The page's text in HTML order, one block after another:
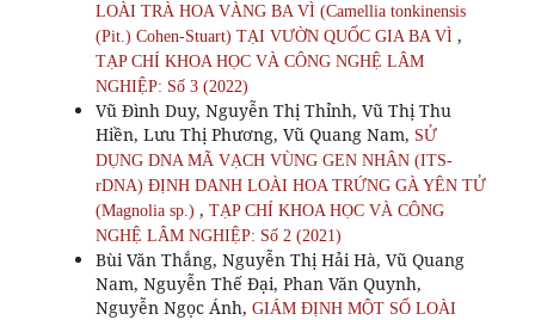
LOÀI TRÀ HOA VÀNG BA VÌ (Camellia tonkinensis
(Pit.) Cohen-Stuart) TẠI VƯỜN QUỐC GIA BA VÌ ,
TẠP CHÍ KHOA HỌC VÀ CÔNG NGHỆ LÂM
NGHIỆP: Số 3 (2022)
Vũ Đình Duy, Nguyễn Thị Thỉnh, Vũ Thị Thu
Hiền, Lưu Thị Phương, Vũ Quang Nam, SỬ
DỤNG DNA MÃ VẠCH VÙNG GEN NHÂN (ITS-
rDNA) ĐỊNH DANH LOÀI HOA TRỨNG GÀ YÊN TỬ
(Magnolia sp.) , TẠP CHÍ KHOA HỌC VÀ CÔNG
NGHỆ LÂM NGHIỆP: Số 2 (2021)
Bùi Văn Thắng, Nguyễn Thị Hải Hà, Vũ Quang
Nam, Nguyễn Thế Đại, Phan Văn Quynh,
Nguyễn Ngọc Ánh, GIÁM ĐỊNH MỘT SỐ LOÀI